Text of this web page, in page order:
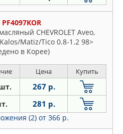
CHEVROLET Aveo,
Matiz/Tico 0.8-1.2 98>
в Корее)
Цена Купить
267 р.
281 р.
(2) от 366 р.